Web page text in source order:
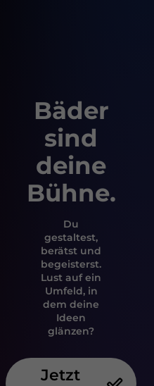
Bäder
sind
deine
Bühne.
Du
gestaltest,
berätst und
begeisterst.
Lust auf ein
Umfeld, in
dem deine
Ideen
glänzen?
Jetzt